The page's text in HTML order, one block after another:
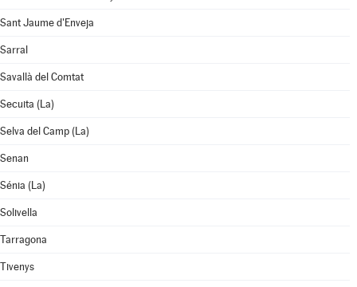
Sant Jaume d'Enveja
Sarral
Savallà del Comtat
Secuita (La)
Selva del Camp (La)
Senan
Sénia (La)
Solivella
Tarragona
Tivenys